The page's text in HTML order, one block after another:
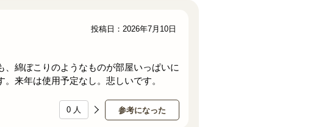
、綿ぼこりのようなものが部屋いっぱいに
来年は使用予定なし。悲しいです。
参考になった
0 人
投稿日：2026年7月10日